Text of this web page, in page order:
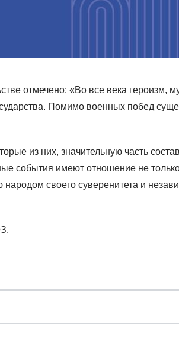
отмечено: «Во все века героизм,
Помимо военных побед
из них, значительную часть
события имеют отношение не
своего суверенитета и